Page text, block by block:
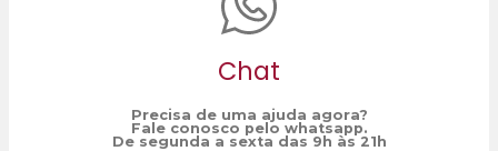
Chat
Precisa de uma ajuda agora?
Fale conosco pelo whatsapp.
De segunda a sexta das 9h às 21h